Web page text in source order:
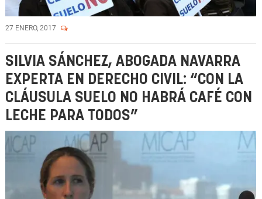
27 ENERO, 2017
SILVIA SÁNCHEZ, ABOGADA NAVARRA
EXPERTA EN DERECHO CIVIL: “CON LA
CLÁUSULA SUELO NO HABRÁ CAFÉ CON
LECHE PARA TODOS”